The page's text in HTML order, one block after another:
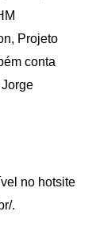
Projeto
conta
no hotsite
.